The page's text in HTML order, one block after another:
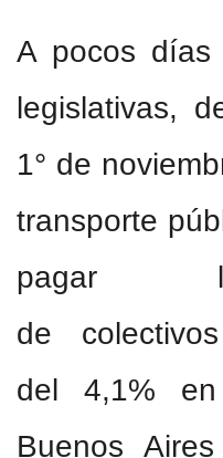
A pocos días
legislativas,
1° de
transporte
pagar
de
del 4,1%
Buenos